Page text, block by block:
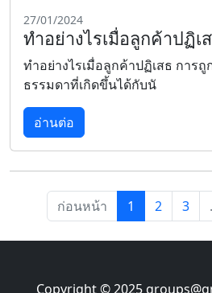
27/01/2024
ทำอย่างไรเมื่อลูกค้าปฏิเ
ทำอย่างไรเมื่อลูกค้าปฏิเสธ การถู
ธรรมดาที่เกิดขึ้นได้กับนั
อ่านต่อ
ก่อนหน้า 1 2 3
Copyright © 2025